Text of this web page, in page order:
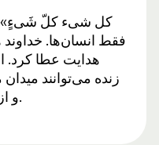
فقط انسان‌ها.
هدایت عطا کرد.
زنده می‌توانند
و از آن برای هدایت استفاده کنند.